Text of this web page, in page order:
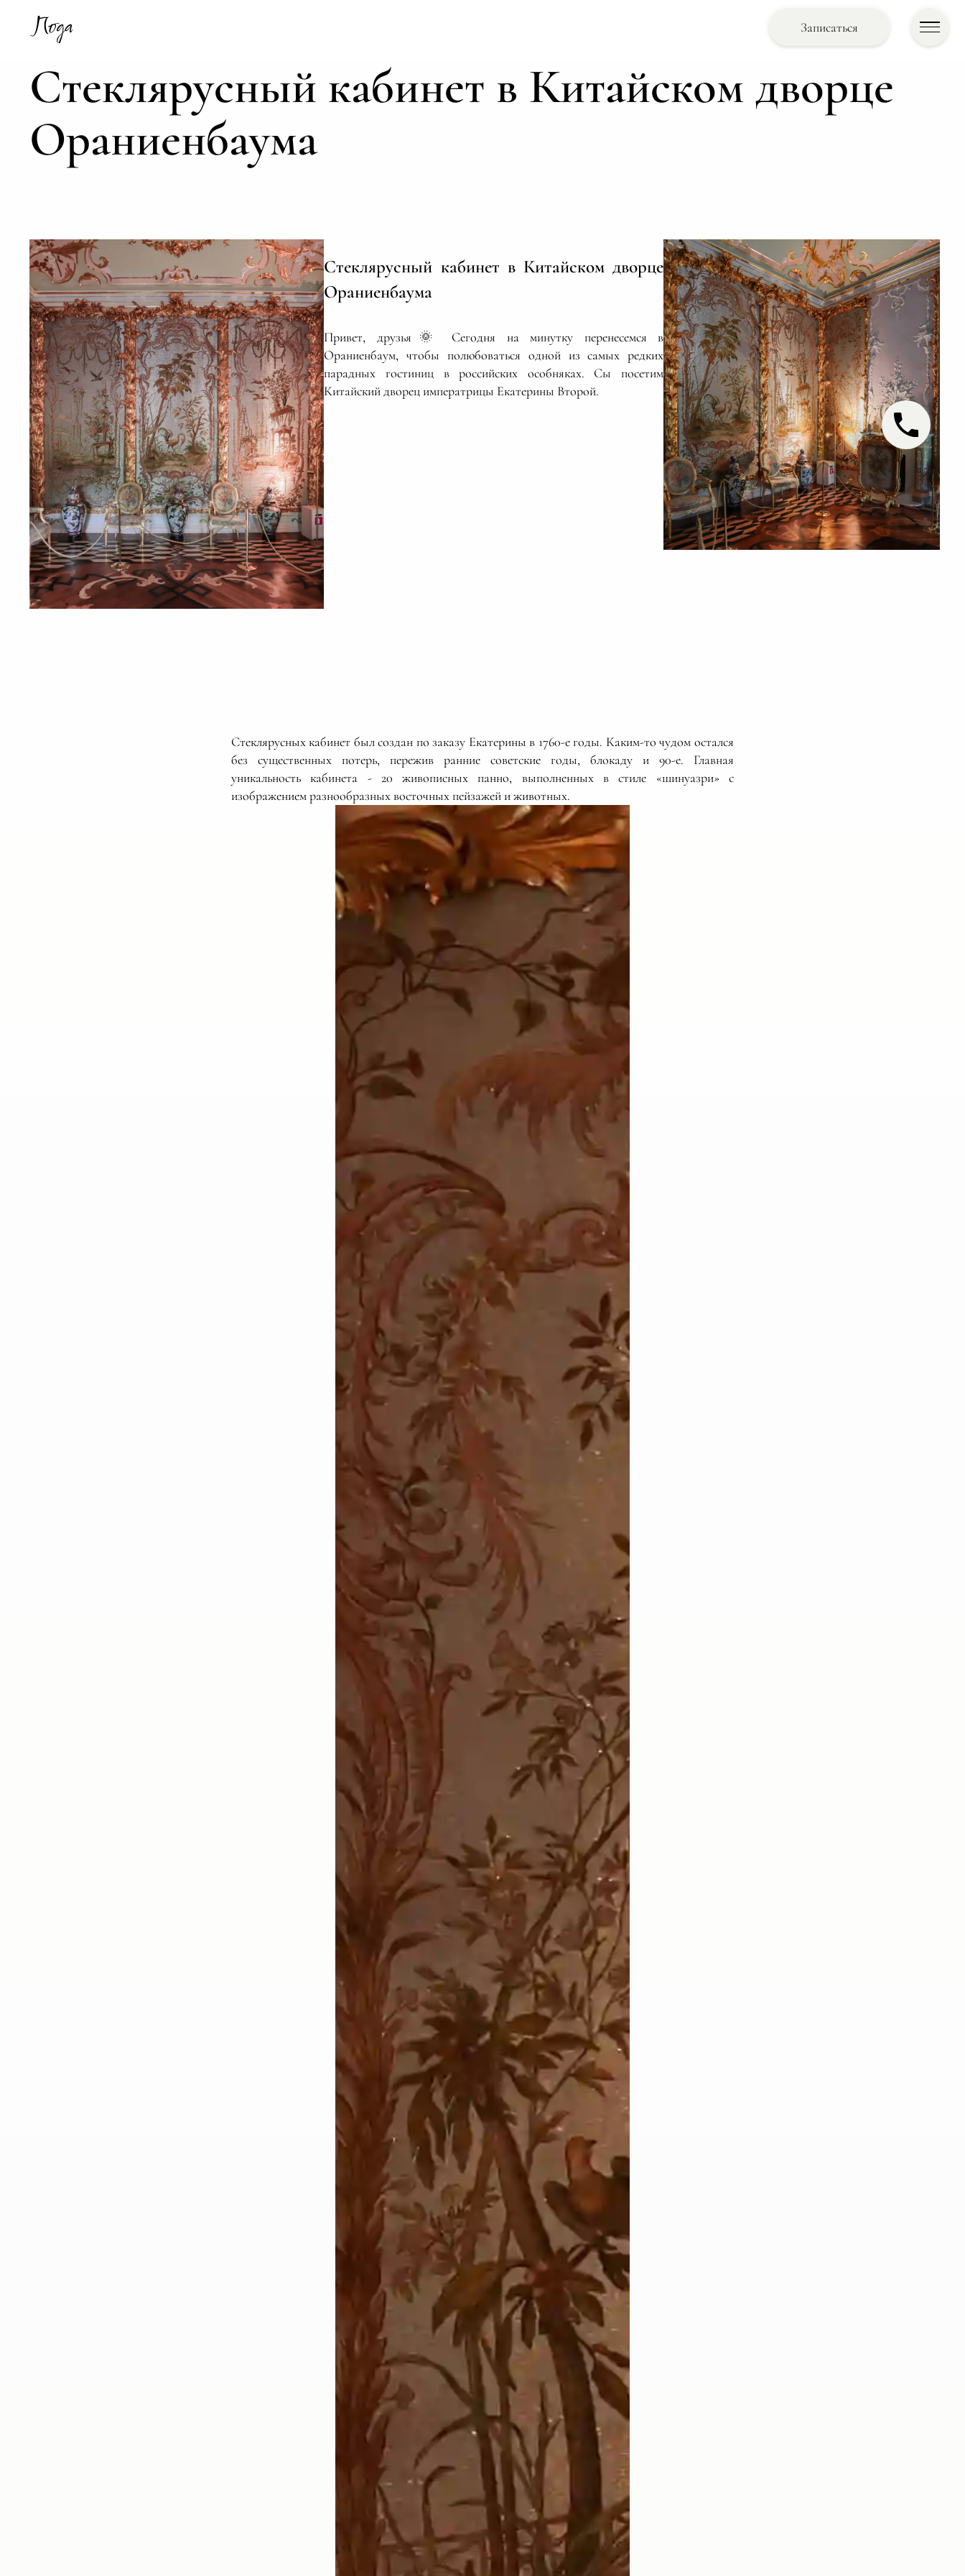
Записаться
Стеклярусный кабинет в Китайском дворце
Ораниенбаума
Стеклярусный кабинет в Китайском дворце
Ораниенбаума
Привет, друзья🌞 Сегодня на минутку перенесемся в
Ораниенбаум, чтобы полюбоваться одной из самых редких
парадных гостиниц в российских особняках. Сы посетим
Китайский дворец императрицы Екатерины Второй.
Стеклярусных кабинет был создан по заказу Екатерины в 1760-е годы. Каким-то чудом остался
без существенных потерь, пережив ранние советские годы, блокаду и 90-е. Главная
уникальность кабинета - 20 живописных панно, выполненных в стиле «шинуазри» с
изображением разнообразных восточных пейзажей и животных.